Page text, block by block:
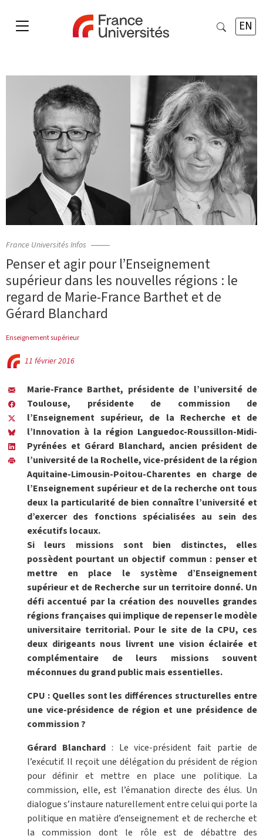
EN
France Universités Infos
Penser et agir pour l’Enseignement
supérieur dans les nouvelles régions : le
regard de Marie-France Barthet et de
Gérard Blanchard
Enseignement supérieur
11 février 2016
Marie-France Barthet, présidente de l’université de
Toulouse, présidente de commission de
l’Enseignement supérieur, de la Recherche et de
l’Innovation à la région Languedoc-Roussillon-Midi-
Pyrénées et Gérard Blanchard, ancien président de
l’université de la Rochelle, vice-président de la région
Aquitaine-Limousin-Poitou-Charentes en charge de
l’Enseignement supérieur et de la recherche ont tous
deux la particularité de bien connaître l’université et
d’exercer des fonctions spécialisées au sein des
exécutifs locaux.
Si leurs missions sont bien distinctes, elles
possèdent pourtant un objectif commun : penser et
mettre en place le système d’Enseignement
supérieur et de Recherche sur un territoire donné. Un
défi accentué par la création des nouvelles grandes
régions françaises qui implique de repenser le modèle
universitaire territorial. Pour le site de la CPU, ces
deux dirigeants nous livrent une vision éclairée et
complémentaire de leurs missions souvent
méconnues du grand public mais essentielles.
CPU : Quelles sont les différences structurelles entre
une vice-présidence de région et une présidence de
commission ?
Gérard Blanchard: Le vice-président fait partie de
l’exécutif. Il reçoit une délégation du président de région
pour définir et mettre en place une politique. La
commission, elle, est l’émanation directe des élus. Un
dialogue s’instaure naturellement entre celui qui porte la
politique en matière d’enseignement et de recherche et
la commission dont le rôle est de débattre des